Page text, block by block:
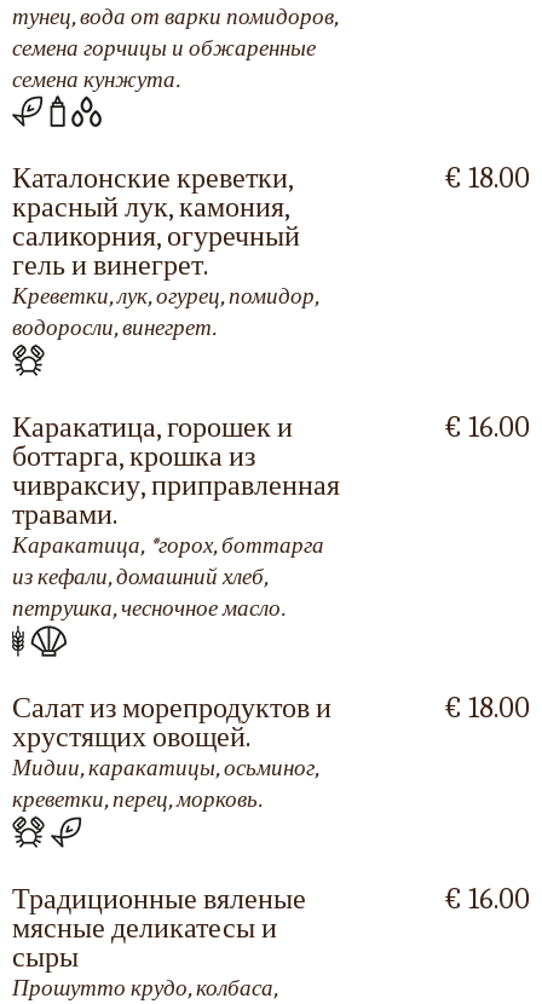
тунец, вода от варки помидоров,
семена горчицы и обжаренные
семена кунжута.
Каталонские креветки,
красный лук, камония,
саликорния, огуречный
гель и винегрет.
Креветки, лук, огурец, помидор,
водоросли, винегрет.
€ 18.00
Каракатица, горошек и
боттарга, крошка из
чивраксиу, приправленная
травами.
Каракатица, *горох, боттарга
из кефали, домашний хлеб,
петрушка, чесночное масло.
€ 16.00
Салат из морепродуктов и
хрустящих овощей.
Мидии, каракатицы, осьминог,
креветки, перец, морковь.
€ 18.00
Традиционные вяленые
мясные деликатесы и
сыры
Прошутто крудо, колбаса,
€ 16.00